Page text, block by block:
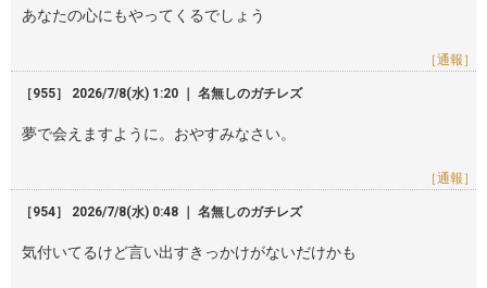
あなたの心にもやってくるでしょう
［通報］
［955］ 2026/7/8(水) 1:20 ｜ 名無しのガチレズ
夢で会えますように。おやすみなさい。
［通報］
［954］ 2026/7/8(水) 0:48 ｜ 名無しのガチレズ
気付いてるけど言い出すきっかけがないだけかも